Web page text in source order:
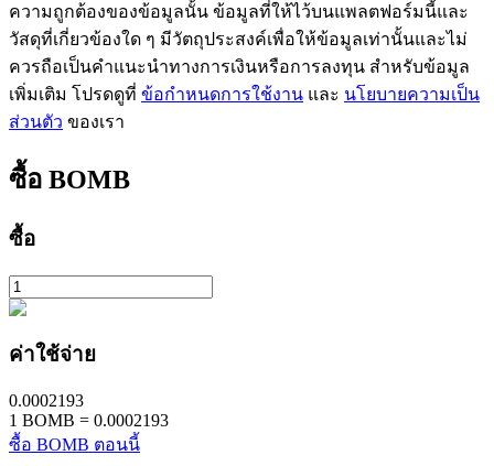
Launchpool
การเซ้งแบบยืดหยุ่นเพื่อรับโทเคนยอดนิยม
การล็อค BTR
การลงทุนพิเศษสำหรับผู้ถือ BTR
ความถูกต้องของข้อมูลนั้น ข้อมูลที่ให้ไว้บนแพลตฟอร์มนี้และ
วัสดุที่เกี่ยวข้องใด ๆ มีวัตถุประสงค์เพื่อให้ข้อมูลเท่านั้นและไม่
ควรถือเป็นคำแนะนำทางการเงินหรือการลงทุน สำหรับข้อมูล
เพิ่มเติม โปรดดูที่ ข้อกำหนดการใช้งาน และ นโยบายความเป็น
ส่วนตัว ของเรา
ซื้อ BOMB
ซื้อ
ค่าใช้จ่าย
0.0002193
1 BOMB = 0.0002193
ซื้อ BOMB ตอนนี้